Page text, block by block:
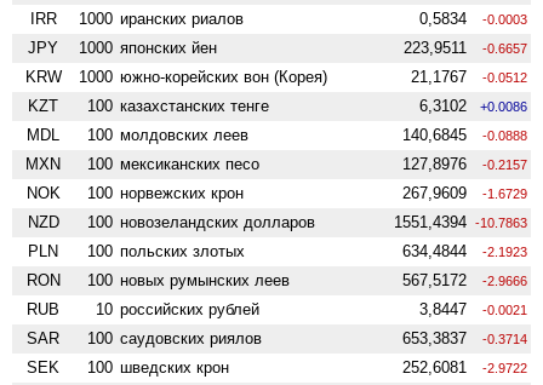
IRR 1000 иранских риалов 0,5834 -0.0003
JPY 1000 японских йен 223,9511 -0.6657
KRW 1000 южно-корейских вон (Корея) 21,1767 -0.0512
KZT 100 казахстанских тенге 6,3102 +0.0086
MDL 100 молдовских леев 140,6845 -0.0888
MXN 100 мексиканских песо 127,8976 -0.2157
NOK 100 норвежских крон 267,9609 -1.6729
NZD 100 ново­зеландских долларов 1551,4394 -10.7863
PLN 100 польских злотых 634,4844 -2.1923
RON 100 новых румынских леев 567,5172 -2.9666
RUB 10 российских рублей 3,8447 -0.0021
SAR 100 саудовских риялов 653,3837 -0.3714
SEK 100 шведских крон 252,6081 -2.9722